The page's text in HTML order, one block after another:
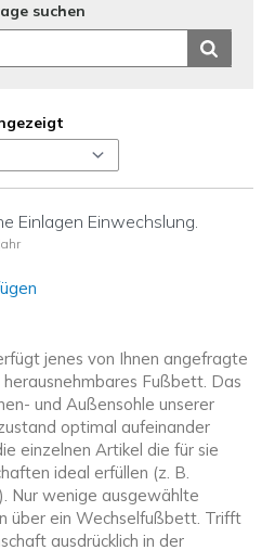
suchen
Einlagen Einwechslung.
jenes von Ihnen angefragte
Fußbett. Das
und Außensohle unserer
optimal aufeinander
einzelnen Artikel die für sie
ideal erfüllen (z. B.
Nur wenige ausgewählte
über ein Wechselfußbett. Trifft
ausdrücklich in der